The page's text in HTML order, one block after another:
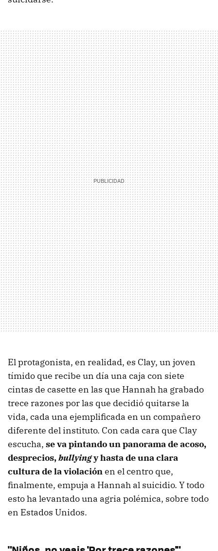
El protagonista, en realidad, es Clay, un joven
tímido que recibe un día una caja con siete
cintas de casette en las que Hannah ha grabado
trece razones por las que decidió quitarse la
vida, cada una ejemplificada en un compañero
diferente del instituto. Con cada cara que Clay
escucha, se va pintando un panorama de acoso,
desprecios,bullyingy hasta de una clara
cultura de la violaciónen el centro que,
finalmente, empuja a Hannah al suicidio. Y todo
esto ha levantado una agria polémica, sobre todo
en Estados Unidos.